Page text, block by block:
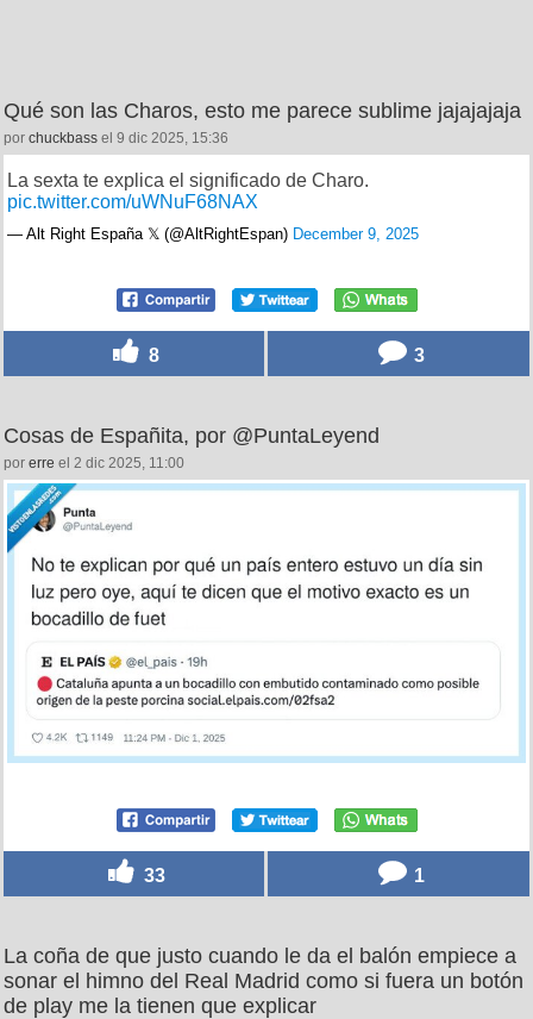
Qué son las Charos, esto me parece sublime jajajajaja
por chuckbass el 9 dic 2025, 15:36
La sexta te explica el significado de Charo.
pic.twitter.com/uWNuF68NAX
— Alt Right España 𝕏 (@AltRightEspan) December 9, 2025
8 3
Cosas de Españita, por @PuntaLeyend
por erre el 2 dic 2025, 11:00
33 1
La coña de que justo cuando le da el balón empiece a
sonar el himno del Real Madrid como si fuera un botón
de play me la tienen que explicar